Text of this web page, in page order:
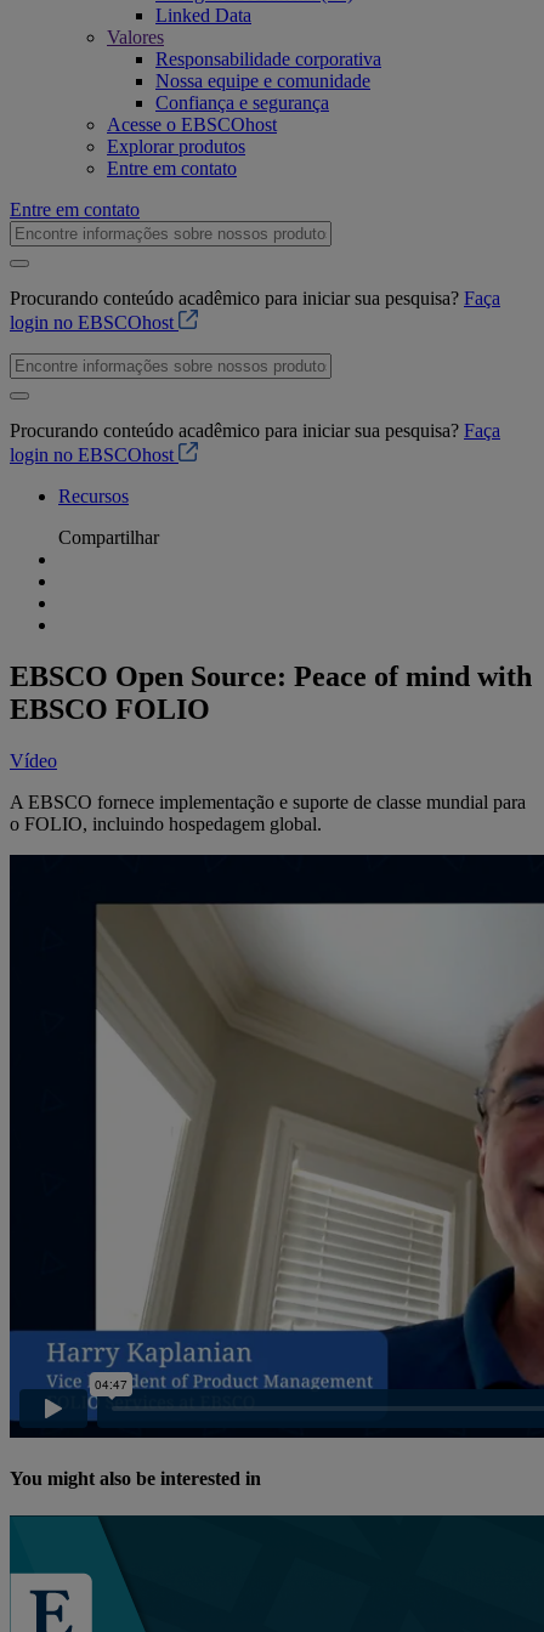
Linked Data
Valores
Responsabilidade corporativa
Nossa equipe e comunidade
Confiança e segurança
Acesse o EBSCOhost
Explorar produtos
Entre em contato
Entre em contato
Procurando conteúdo acadêmico para iniciar sua pesquisa? Faça
login no EBSCOhost
Procurando conteúdo acadêmico para iniciar sua pesquisa? Faça
login no EBSCOhost
Recursos
Compartilhar
EBSCO Open Source: Peace of mind with
EBSCO FOLIO
Vídeo
A EBSCO fornece implementação e suporte de classe mundial para
o FOLIO, incluindo hospedagem global.
You might also be interested in